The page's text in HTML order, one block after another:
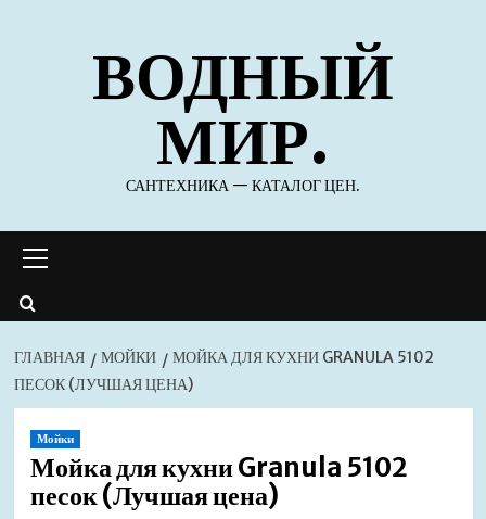
содержимомуВОДНЫЙ
МИР.
САНТЕХНИКА — КАТАЛОГ ЦЕН.
меню
ГЛАВНАЯ МОЙКИ
МОЙКА ДЛЯ КУХНИ GRANULA 5102
ПЕСОК (ЛУЧШАЯ ЦЕНА)
Мойки
Мойка для кухни Granula 5102
песок (Лучшая цена)